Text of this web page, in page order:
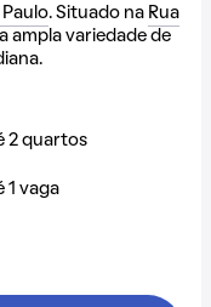
Paulo. Situado na Rua
ampla variedade de
2 quartos
1 vaga